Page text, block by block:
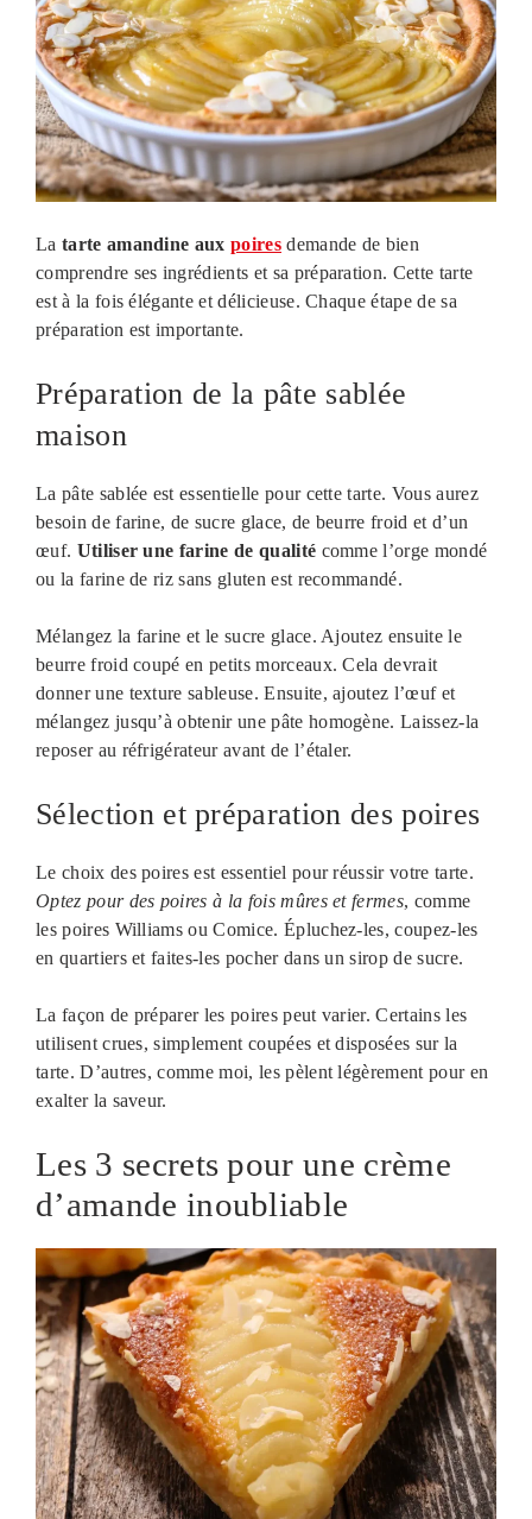
La tarte amandine auxpoires demande de bien
comprendre ses ingrédients et sa préparation. Cette tarte
est à la fois élégante et délicieuse. Chaque étape de sa
préparation est importante.
Préparation de la pâte sablée
maison
La pâte sablée est essentielle pour cette tarte. Vous aurez
besoin de farine, de sucre glace, de beurre froid et d’un
œuf. Utiliser une farine de qualité comme l’orge mondé
ou la farine de riz sans gluten est recommandé.
Mélangez la farine et le sucre glace. Ajoutez ensuite le
beurre froid coupé en petits morceaux. Cela devrait
donner une texture sableuse. Ensuite, ajoutez l’œuf et
mélangez jusqu’à obtenir une pâte homogène. Laissez-la
reposer au réfrigérateur avant de l’étaler.
Sélection et préparation des poires
Le choix des poires est essentiel pour réussir votre tarte.
Optez pour des poires à la fois mûres et fermes, comme
les poires Williams ou Comice. Épluchez-les, coupez-les
en quartiers et faites-les pocher dans un sirop de sucre.
La façon de préparer les poires peut varier. Certains les
utilisent crues, simplement coupées et disposées sur la
tarte. D’autres, comme moi, les pèlent légèrement pour en
exalter la saveur.
Les 3 secrets pour une crème
d’amande inoubliable